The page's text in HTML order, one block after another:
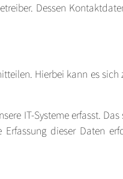
Dessen
Hierbei kann es
IT-Systeme erfasst.
dieser Daten